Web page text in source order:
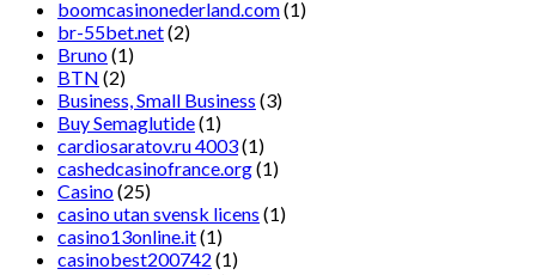
boomcasinonederland.com(1)
br-55bet.net(2)
Bruno(1)
BTN (2)
Business, Small Business (3)
Buy Semaglutide(1)
cardiosaratov.ru 4003(1)
cashedcasinofrance.org(1)
Casino(25)
casino utan svensk licens (1)
casino13online.it(1)
casinobest200742 (1)